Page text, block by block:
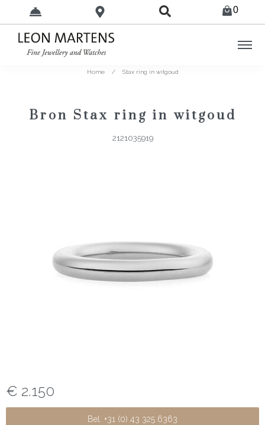
0
Home / Stax ring in witgoud
Bron Stax ring in witgoud
2121035919
€ 2.150
Bel: +31 (0) 43 325 6363